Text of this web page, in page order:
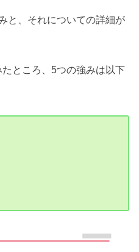
と、それについての詳細が
ところ、5つの強みは以下